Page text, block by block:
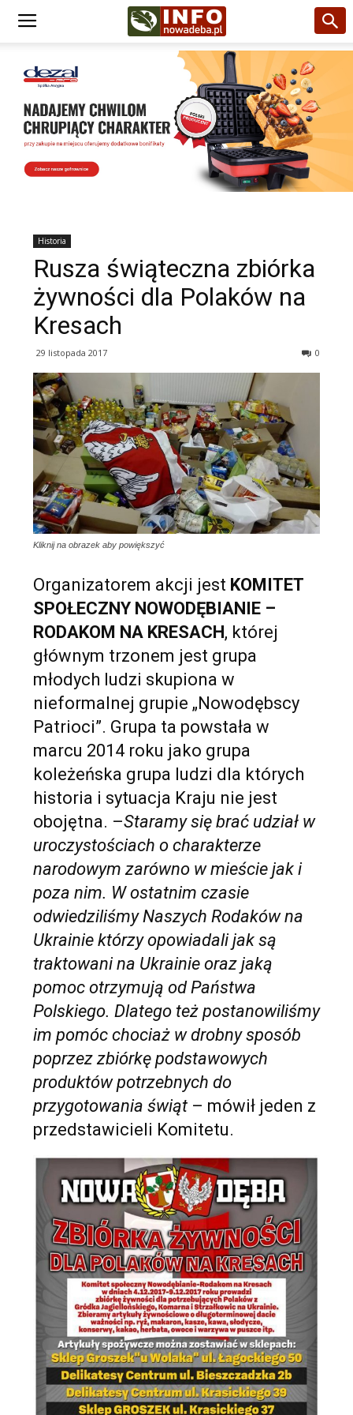
Historia
Rusza świąteczna zbiórka
żywności dla Polaków na
Kresach
29 listopada 2017 0
Kliknij na obrazek aby powiększyć
Organizatorem akcji jest KOMITET
SPOŁECZNY NOWODĘBIANIE –
RODAKOM NA KRESACH , której
głównym trzonem jest grupa
młodych ludzi skupiona w
nieformalnej grupie „Nowodębscy
Patrioci”. Grupa ta powstała w
marcu 2014 roku jako grupa
koleżeńska grupa ludzi dla których
historia i sytuacja Kraju nie jest
obojętna. –Staramy się brać udział w
uroczystościach o charakterze
narodowym zarówno w mieście jak i
poza nim. W ostatnim czasie
odwiedziliśmy Naszych Rodaków na
Ukrainie którzy opowiadali jak są
traktowani na Ukrainie oraz jaką
pomoc otrzymują od Państwa
Polskiego. Dlatego też postanowiliśmy
im pomóc chociaż w drobny sposób
poprzez zbiórkę podstawowych
produktów potrzebnych do
przygotowania świąt – mówił jeden z
przedstawicieli Komitetu.